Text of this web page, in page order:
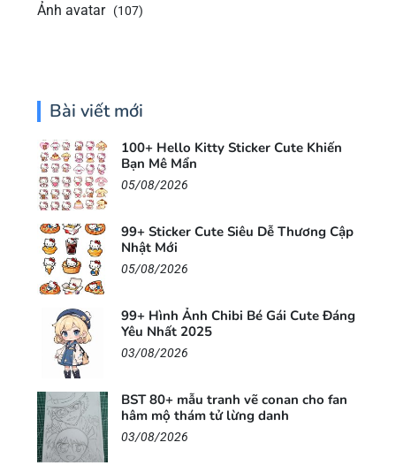
Ảnh avatar (107)
Bài viết mới
100+ Hello Kitty Sticker Cute Khiến
Bạn Mê Mẩn
05/08/2026
99+ Sticker Cute Siêu Dễ Thương Cập
Nhật Mới
05/08/2026
99+ Hình Ảnh Chibi Bé Gái Cute Đáng
Yêu Nhất 2025
03/08/2026
BST 80+ mẫu tranh vẽ conan cho fan
hâm mộ thám tử lừng danh
03/08/2026